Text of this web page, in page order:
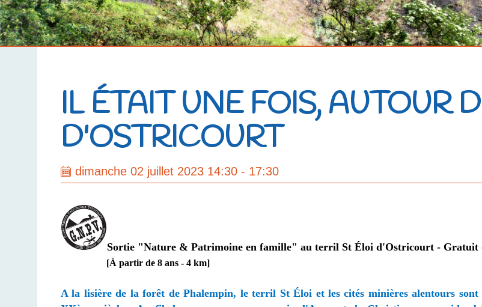
IL ÉTAIT UNE FOIS, AUTOUR
D'OSTRICOURT
dimanche 02 juillet 2023 14:30 - 17:30
Sortie "Nature & Patrimoine en famille" au terril St Éloi d'Ostricourt - Gratuit
[À partir de 8 ans - 4 km]
A la lisière de la forêt de Phalempin, le terril St Éloi et les cités minières alentours